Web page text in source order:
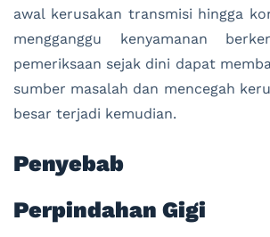
awal kerusakan transmisi hingga
mengganggu kenyamanan
pemeriksaan sejak dini dapat
sumber masalah dan mencegah
besar terjadi kemudian.
Penyebab
Perpindahan Gigi